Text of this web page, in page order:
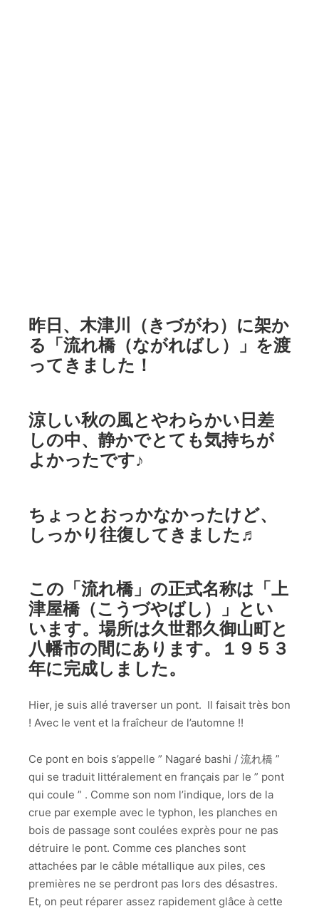
昨日、木津川（きづがわ）に架か
る「流れ橋（ながればし）」を渡
ってきました！
涼しい秋の風とやわらかい日差
しの中、静かでとても気持ちが
よかったです♪
ちょっとおっかなかったけど、
しっかり往復してきました♬
この「流れ橋」の正式名称は「上
津屋橋（こうづやばし）」とい
います。場所は久世郡久御山町と
八幡市の間にあります。１９５３
年に完成しました。
Hier, je suis allé traverser un pont. Il faisait très bon
! Avec le vent et la fraîcheur de l’automne !!
Ce pont en bois s’appelle ” Nagaré bashi / 流れ橋 ”
qui se traduit littéralement en français par le ” pont
qui coule ” . Comme son nom l’indique, lors de la
crue par exemple avec le typhon, les planches en
bois de passage sont coulées exprès pour ne pas
détruire le pont. Comme ces planches sont
attachées par le câble métallique aux piles, ces
premières ne se perdront pas lors des désastres.
Et, on peut réparer assez rapidement glâce à cette